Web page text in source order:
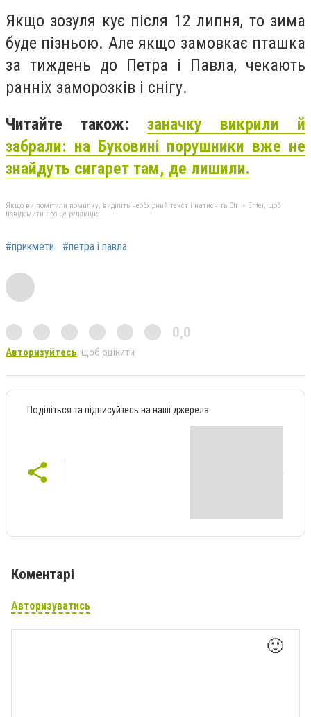
Якщо зозуля кує після 12 липня, то зима
буде пізньою. Але якщо замовкає пташка
за тиждень до Петра і Павла, чекають
ранніх заморозків і снігу.
Читайте також: заначку викрили й
забрали: на Буковині порушники вже не
знайдуть сигарет там, де лишили.
Якщо ви помітили помилку, виділіть необхідний текст і натисніть Ctrl + Enter, щоб
повідомити про це редакцію
#прикмети #петра і павла
0,0
Авторизуйтесь, щоб оцінити
Поділіться та підписуйтесь на наші джерела
Коментарі
Авторизуватись
🙂